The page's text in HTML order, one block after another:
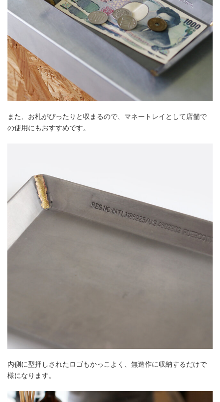
また、お札がぴったりと収まるので、マネートレイとして店舗で
の使用にもおすすめです。
内側に型押しされたロゴもかっこよく、無造作に収納するだけで
様になります。